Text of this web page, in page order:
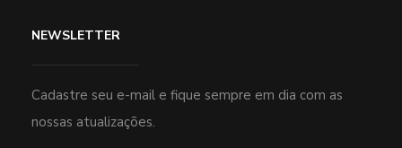
NEWSLETTER
Cadastre seu e-mail e fique sempre em dia com as
nossas atualizações.